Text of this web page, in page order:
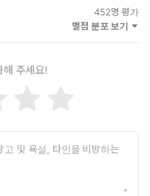
452명 평가
별점 분포 보기
해 주세요!